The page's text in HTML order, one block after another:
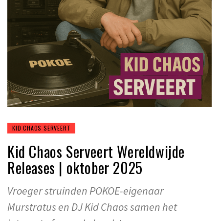
KID CHAOS SERVEERT
Kid Chaos Serveert Wereldwijde
Releases | oktober 2025
Vroeger struinden POKOE-eigenaar
Murstratus en DJ Kid Chaos samen het